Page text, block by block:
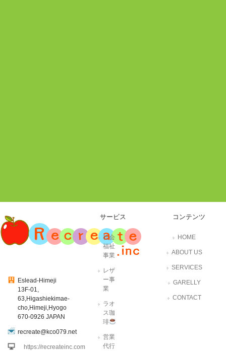
Eslead-Himeji
13F-01,
63,Higashiekimae-
cho,Himeji,Hyogo
670-0926 JAPAN
recreate@kco079.net
https://recreateinc.com
サービス
社会
福祉
事業
レザ
ー事
業
ラオ
ス珈
琲
営業
代行
コンテンツ
HOME
ABOUT US
SERVICES
GARELLY
CONTACT